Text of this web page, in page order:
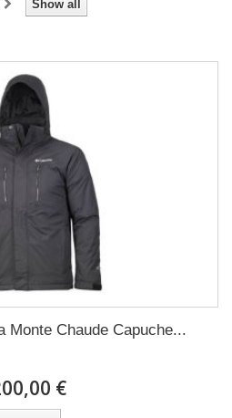
Show all
Monte Chaude Capuche...
€